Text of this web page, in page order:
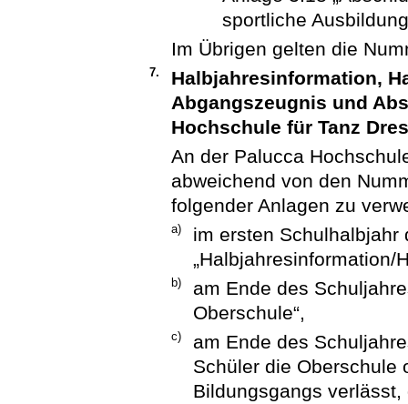
sportliche
Im Übrigen gelten die
7.
Halbjahresinformation,
Abgangszeugnis und
Hochschule für Tanz
An der Palucca
abweichend von den
folgender Anlagen zu
a)
im ersten Schulhalbjahr
„Halbjahresinformation/
b)
am Ende des
Oberschule“,
c)
am Ende des
Schüler die Oberschule
Bildungsgangs